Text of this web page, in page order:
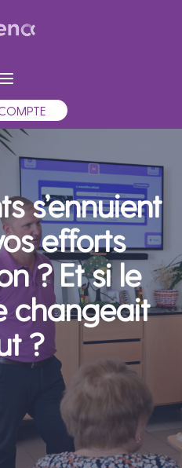
s’ennuient
efforts
? Et si le
changeait
?